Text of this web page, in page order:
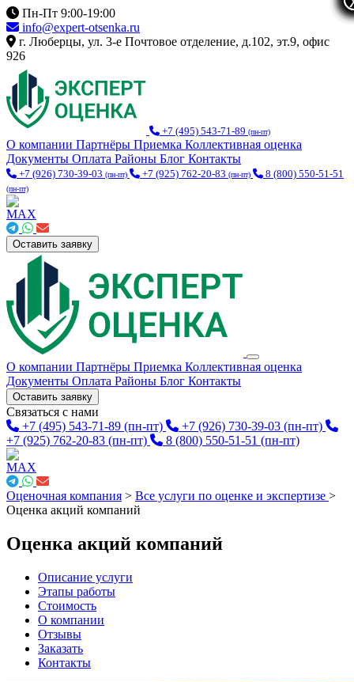
Пн-Пт 9:00-19:00
info@expert-otsenka.ru
г. Люберцы, ул. 3-е Почтовое отделение, д.102, эт.9, офис
926
+7 (495) 543-71-89 (пн-пт)
О компании Партнёры Приемка Коллективная оценка
Документы Оплата Районы Блог Контакты
+7 (926) 730-39-03 (пн-пт) +7 (925) 762-20-83 (пн-пт) 8 (800) 550-51-51
(пн-пт)
Оставить заявку
О компании Партнёры Приемка Коллективная оценка
Документы Оплата Районы Блог Контакты
Оставить заявку
Связаться с нами
+7 (495) 543-71-89 (пн-пт) +7 (926) 730-39-03 (пн-пт)
+7 (925) 762-20-83 (пн-пт) 8 (800) 550-51-51 (пн-пт)
Оценочная компания > Все услуги по оценке и экспертизе >
Оценка акций компаний
Оценка акций компаний
Описание услуги
Этапы работы
Стоимость
О компании
Отзывы
Заказать
Контакты